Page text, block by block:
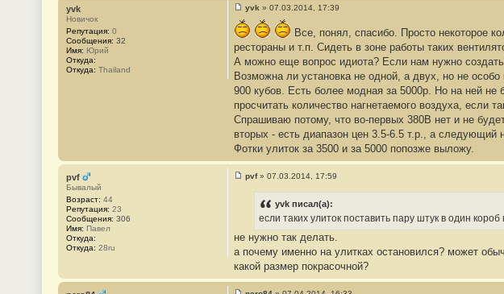
3
4
4
yvk
Новичок
Репутация: 0
Сообщения: 32
Имя: Юрий
Откуда:
Откуда: Thailand
С
о
о
б
щ
е
н
и
е
#
3
4
5
yvk » 07.03.2014, 17:39
Все, понял, спасибо. Просто некоторое
рестораны и т.п. Сидеть в зоне работы таких
А можно еще вопрос идиота? Если нам нужно
Возможна ли установка не одной, а двух, но не
900 кубов. Есть более модная за 5000р. Но на ней
просчитать количество нагнетаемого воздуха, если
Спрашиваю потому, что во-первых 380В нет и не
вторых - есть диапазон цен 3.5-6.5 т.р., а следующий
Фотки улиток за 3500 и за 5000 попозже выложу.
pvf
Бывалый
Возраст: 44
Репутация: 23
Сообщения: 306
Имя: Павел
Откуда:
Откуда: 28ru
С
н
и
#
3
pvf» 07.03.2014, 17:59
yvk писал(а):
если таких улиток поставить пару штук в один
не нужно так делать.
а почему именно на улитках остановился? может
какой размер покрасочной?